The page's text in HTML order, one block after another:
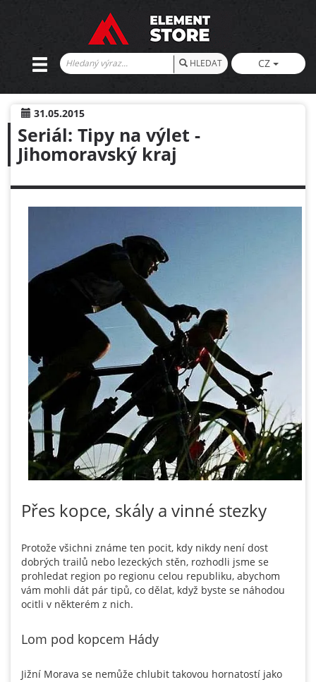
HLEDAT CZ
Seriál: Tipy na výlet -
Jihomoravský kraj
31.05.2015
Přes kopce, skály a vinné stezky
Protože všichni známe ten pocit, kdy nikdy není dost
dobrých trailů nebo lezeckých stěn, rozhodli jsme se
prohledat region po regionu celou republiku, abychom
vám mohli dát pár tipů, co dělat, když byste se náhodou
ocitli v některém z nich.
Lom pod kopcem Hády
Jižní Morava se nemůže chlubit takovou hornatostí jako